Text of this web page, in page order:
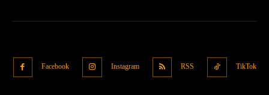
Facebook Instagram RSS TikTok